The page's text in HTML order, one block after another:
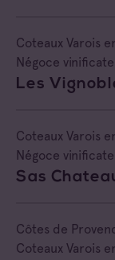
Coteaux Varois
Négoce
Les
Coteaux Varois
Négoce
Sas
Côtes de
Coteaux Varois